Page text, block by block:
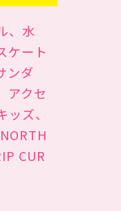
、水
ケート
ンダ
アクセ
ズ、
CUR